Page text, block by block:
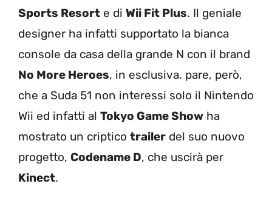
Sports Resort e di Wii Fit Plus. Il geniale
designer ha infatti supportato la bianca
console da casa della grande N con il brand
No More Heroes, in esclusiva. pare, però,
che a Suda 51 non interessi solo il Nintendo
Wii ed infatti al Tokyo Game Show ha
mostrato un criptico trailer del suo nuovo
progetto, Codename D, che uscirà per
Kinect.